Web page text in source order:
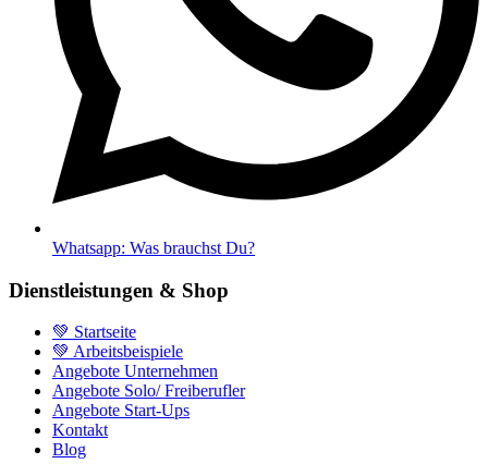
Whatsapp: Was brauchst Du?
Dienstleistungen & Shop
💚 Startseite
💚 Arbeitsbeispiele
Angebote Unternehmen
Angebote Solo/ Freiberufler
Angebote Start-Ups
Kontakt
Blog